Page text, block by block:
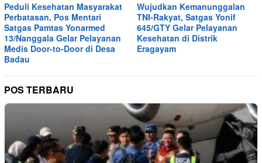
Peduli Kesehatan Masyarakat
Perbatasan, Pos Mentari
Satgas Pamtas Yonarmed
13/Nanggala Gelar Pelayanan
Medis Door-to-Door di Desa
Badau
Wujudkan Kemanunggalan
TNI-Rakyat, Satgas Yonif
645/GTY Gelar Pelayanan
Kesehatan di Distrik
Eragayam
POS TERBARU